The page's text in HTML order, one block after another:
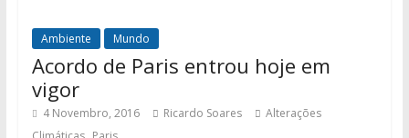
Ambiente Mundo
Acordo de Paris entrou hoje em
vigor
4 Novembro, 2016 Ricardo Soares
Alterações